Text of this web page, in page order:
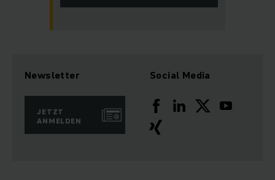
Newsletter
JETZT
ANMELDEN
Social Media